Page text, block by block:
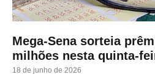
Mega-Sena sorteia
milhões nesta quinta-
18 de junho de 2026